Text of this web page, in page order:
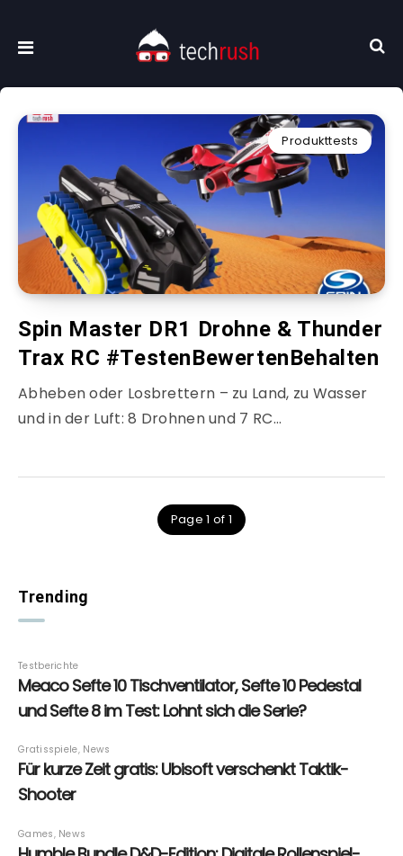
Produkttests
Spin Master DR1 Drohne & Thunder
Trax RC #TestenBewertenBehalten
Abheben oder Losbrettern – zu Land, zu Wasser
und in der Luft: 8 Drohnen und 7 RC…
Page 1 of 1
Trending